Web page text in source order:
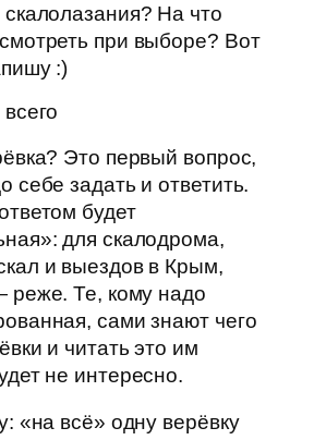
скалолазания? На что
при выборе? Вот
:)
Это первый вопрос,
себе задать и ответить.
будет
для скалодрома,
и выездов в Крым,
реже. Те, кому надо
сами знают чего
и читать это им
не интересно.
«на всё» одну верёвку